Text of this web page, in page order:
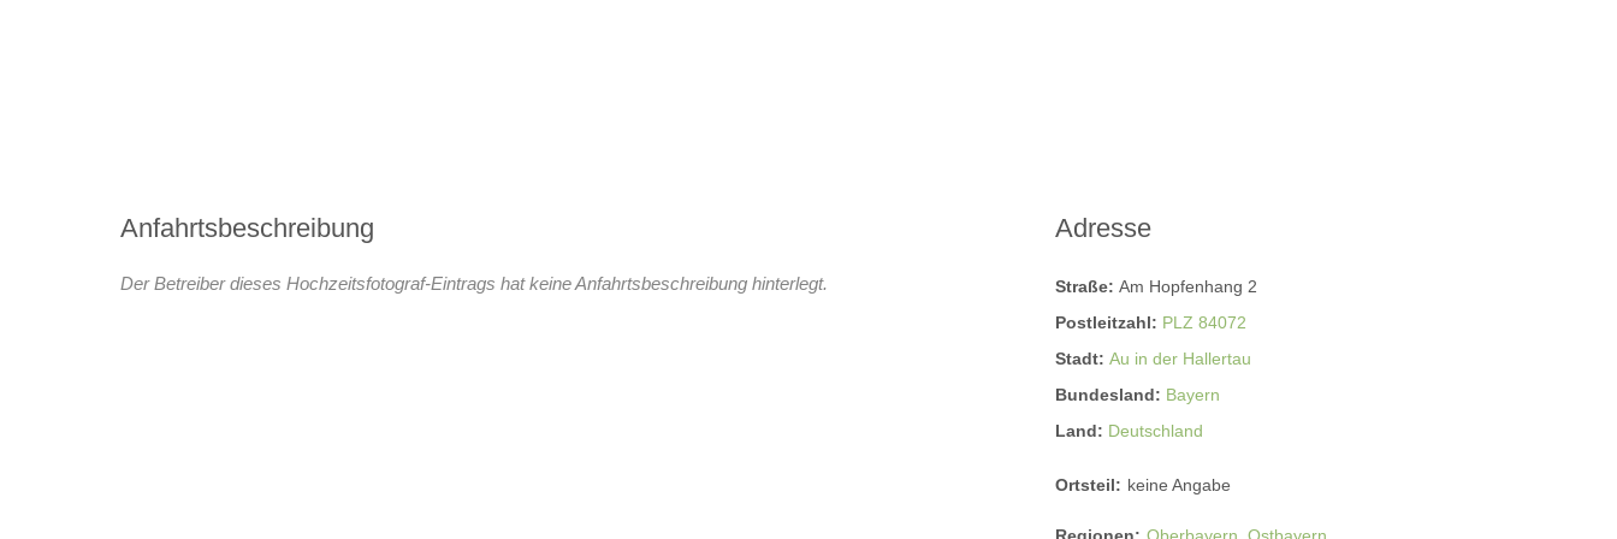
Anfahrtsbeschreibung
Der Betreiber dieses Hochzeitsfotograf-Eintrags hat keine Anfahrtsbeschreibung hinterlegt.
Adresse
Straße:Am Hopfenhang 2
Postleitzahl: PLZ 84072
Stadt:Au in der Hallertau
Bundesland: Bayern
Land: Deutschland
Ortsteil: keine Angabe